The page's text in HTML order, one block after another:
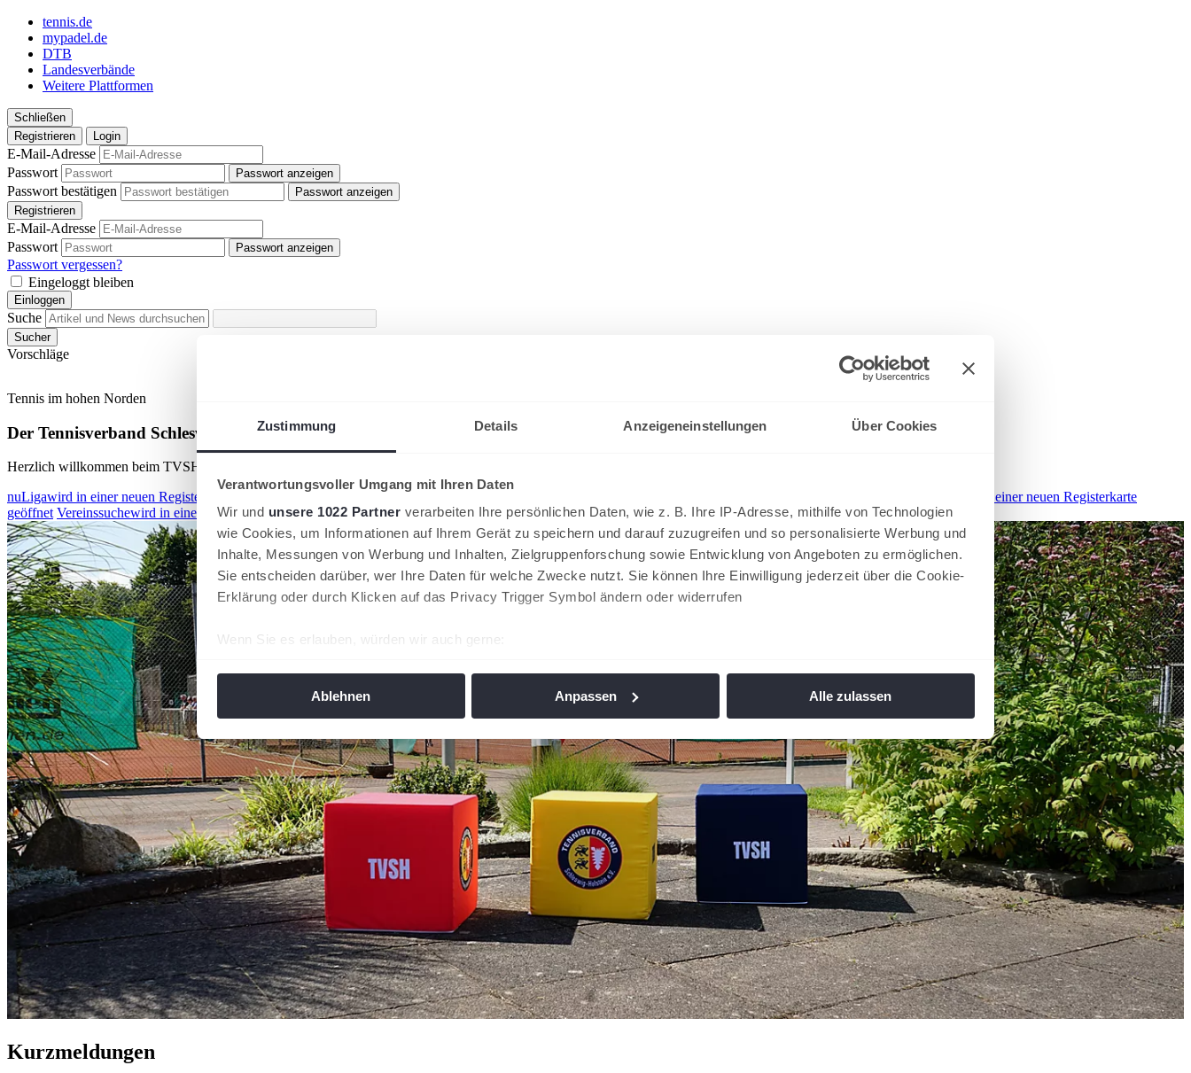
Zustimmung Details Anzeigeneinstellungen Über Cookies
Verantwortungsvoller Umgang mit Ihren Daten
Wir und unsere 1022 Partner verarbeiten Ihre persönlichen Daten, wie z. B. Ihre IP-Adresse, mithilfe von Technologien
wie Cookies, um Informationen auf Ihrem Gerät zu speichern und darauf zuzugreifen und so personalisierte Werbung und
Inhalte, Messungen von Werbung und Inhalten, Zielgruppenforschung sowie Entwicklung von Angeboten zu ermöglichen.
Sie entscheiden darüber, wer Ihre Daten für welche Zwecke nutzt. Sie können Ihre Einwilligung jederzeit über die Cookie-
Erklärung oder durch Klicken auf das Privacy Trigger Symbol ändern oder widerrufen
Wenn Sie es erlauben, würden wir auch gerne:
Wir verwenden Cookies, um Inhalte und Anzeigen zu personalisieren, Funktionen für soziale Medien anbieten zu können
und die Zugriffe auf unsere Website zu analysieren. Außerdem geben wir Informationen zu Ihrer Verwendung unserer
Website an unsere Partner für soziale Medien, Werbung und Analysen weiter. Unsere Partner führen diese Informationen
möglicherweise mit weiteren Daten zusammen, die Sie ihnen bereitgestellt haben oder die sie im Rahmen Ihrer Nutzung
der Dienste gesammelt haben. Die
Cookie-Einstellungenkönnen jederzeit über den Link im Footer aufgerufen und
angepasst werden.
Ablehnen Anpassen Alle zulassen
tennis.de
mypadel.de
DTB
Landesverbände
Weitere Plattformen
Schließen
Registrieren
Login
E-Mail-Adresse
Passwort
Passwort anzeigen
Passwort bestätigen
Passwort anzeigen
Registrieren
E-Mail-Adresse
Passwort
Passwort anzeigen
Passwort vergessen?
Eingeloggt bleiben
Einloggen
Suche
Sucher
Vorschläge
Tennis im hohen Norden
Der Tennisverband Schleswig-Holstein
Herzlich willkommen beim TVSH!
nuLigawird in einer neuen Registerkarte geöffnet nuScore wird in einer neuen Registerkarte geöffnet
wird in einer neuen Registerkarte
geöffnet Vereinssuchewird in einer neuen Registerkarte geöffnet Seminarkalenderwird in einer neuen Registerkarte geöffnet
Kurzmeldungen